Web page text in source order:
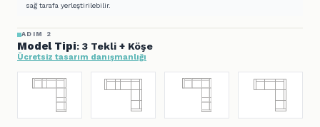
sağ tarafa yerleştirilebilir.
ADIM 2
Model Tipi: 3 Tekli + Köşe
Ücretsiz tasarım danışmanlığı